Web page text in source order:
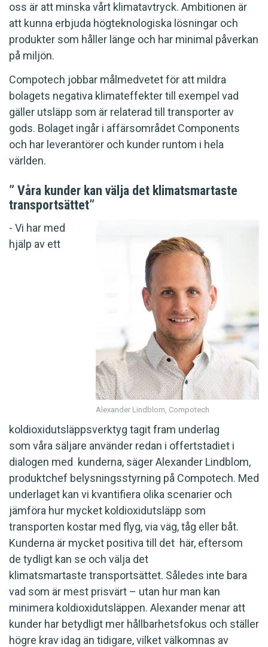
oss är att minska vårt klimatavtryck. Ambitionen är
att kunna erbjuda högteknologiska lösningar och
produkter som håller länge och har minimal påverkan
på miljön.
Compotech jobbar målmedvetet för att mildra
bolagets negativa klimateffekter till exempel vad
gäller utsläpp som är relaterad till transporter av
gods. Bolaget ingår i affärsområdet Components
och har leverantörer och kunder runtom i hela
världen.
” Våra kunder kan välja det klimatsmartaste
transportsättet”
Alexander Lindblom, Compotech
- Vi har med
hjälp av ett
koldioxidutsläppsverktyg tagit fram underlag
som våra säljare använder redan i offertstadiet i
dialogen med kunderna, säger Alexander Lindblom,
produktchef belysningsstyrning på Compotech. Med
underlaget kan vi kvantifiera olika scenarier och
jämföra hur mycket koldioxidutsläpp som
transporten kostar med flyg, via väg, tåg eller båt.
Kunderna är mycket positiva till det här, eftersom
de tydligt kan se och välja det
klimatsmartaste transportsättet. Således inte bara
vad som är mest prisvärt – utan hur man kan
minimera koldioxidutsläppen. Alexander menar att
kunder har betydligt mer hållbarhetsfokus och ställer
högre krav idag än tidigare, vilket välkomnas av